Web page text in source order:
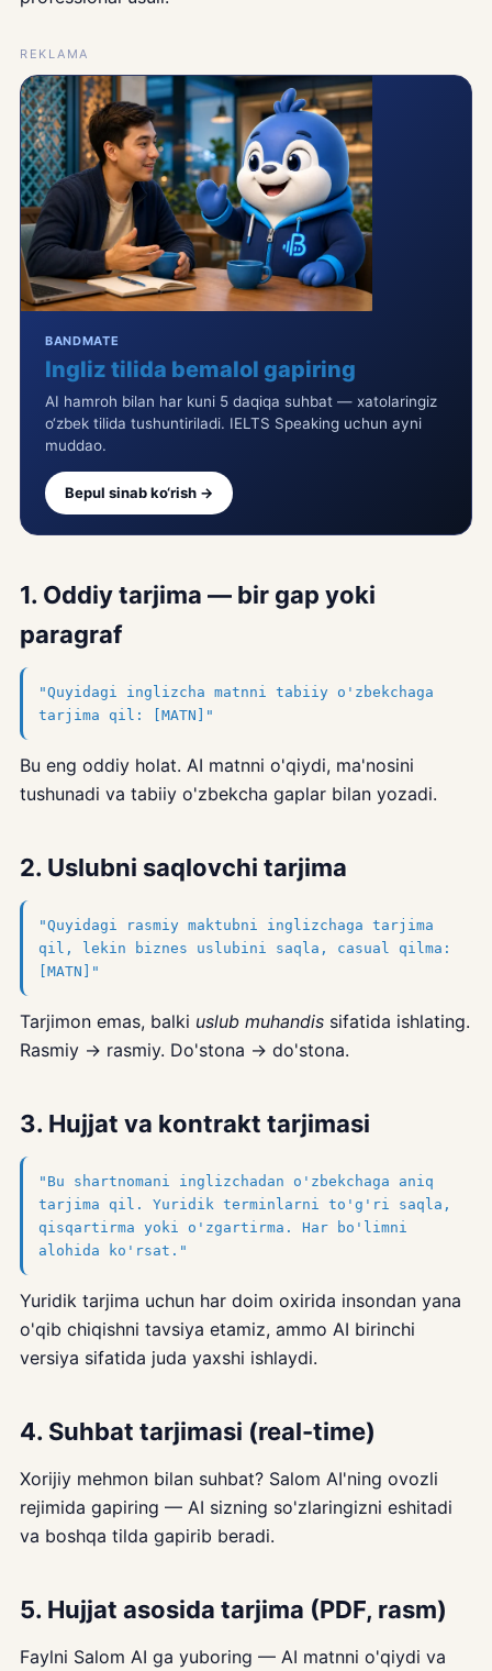
REKLAMA
BANDMATE
Ingliz tilida bemalol gapiring
AI hamroh bilan har kuni 5 daqiqa suhbat — xatolaringiz
o‘zbek tilida tushuntiriladi. IELTS Speaking uchun ayni
muddao.
Bepul sinab ko‘rish →
1. Oddiy tarjima — bir gap yoki
paragraf
"Quyidagi inglizcha matnni tabiiy o'zbekchaga
tarjima qil: [MATN]"
Bu eng oddiy holat. AI matnni o'qiydi, ma'nosini
tushunadi va tabiiy o'zbekcha gaplar bilan yozadi.
2. Uslubni saqlovchi tarjima
"Quyidagi rasmiy maktubni inglizchaga tarjima
qil, lekin biznes uslubini saqla, casual qilma:
[MATN]"
Tarjimon emas, balki uslub muhandis sifatida ishlating.
Rasmiy → rasmiy. Do'stona → do'stona.
3. Hujjat va kontrakt tarjimasi
"Bu shartnomani inglizchadan o'zbekchaga aniq
tarjima qil. Yuridik terminlarni to'g'ri saqla,
qisqartirma yoki o'zgartirma. Har bo'limni
alohida ko'rsat."
Yuridik tarjima uchun har doim oxirida insondan yana
o'qib chiqishni tavsiya etamiz, ammo AI birinchi
versiya sifatida juda yaxshi ishlaydi.
4. Suhbat tarjimasi (real-time)
Xorijiy mehmon bilan suhbat? Salom AI'ning ovozli
rejimida gapiring — AI sizning so'zlaringizni eshitadi
va boshqa tilda gapirib beradi.
5. Hujjat asosida tarjima (PDF, rasm)
Faylni Salom AI ga yuboring — AI matnni o'qiydi va